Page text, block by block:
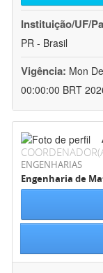
Instituição/UF/
PR - Brasil
Vigência: Mon
00:00:00 BRT
ENGENHARIAS
Engenharia de